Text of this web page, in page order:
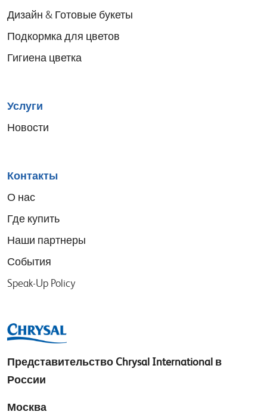
Дизайн & Готовые букеты
Подкормка для цветов
Гигиена цветка
Услуги
Новости
Контакты
О нас
Где купить
Наши партнеры
События
Speak-Up Policy
Представительство Chrysal International в
России
Москва